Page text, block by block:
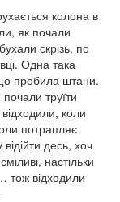
колона в
як почали
скрізь, по
Одна така
пробила штани.
труїти
коли
потрапляє
десь, хоч
настільки
тож відходили